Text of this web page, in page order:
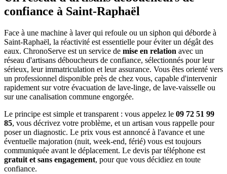
confiance à Saint-Raphaël
Face à une machine à laver qui refoule ou un siphon qui déborde à
Saint-Raphaël, la réactivité est essentielle pour éviter un dégât des
eaux. ChronoServe est un service de mise en relation avec un
réseau d'artisans déboucheurs de confiance, sélectionnés pour leur
sérieux, leur immatriculation et leur assurance. Vous êtes orienté vers
un professionnel disponible près de chez vous, capable d'intervenir
rapidement sur votre évacuation de lave-linge, de lave-vaisselle ou
sur une canalisation commune engorgée.
Le principe est simple et transparent : vous appelez le 09 72 51 99
85, vous décrivez votre problème, et un artisan vous rappelle pour
poser un diagnostic. Le prix vous est annoncé à l'avance et une
éventuelle majoration (nuit, week-end, férié) vous est toujours
communiquée avant le déplacement. Le devis par téléphone est
gratuit et sans engagement, pour que vous décidiez en toute
confiance.